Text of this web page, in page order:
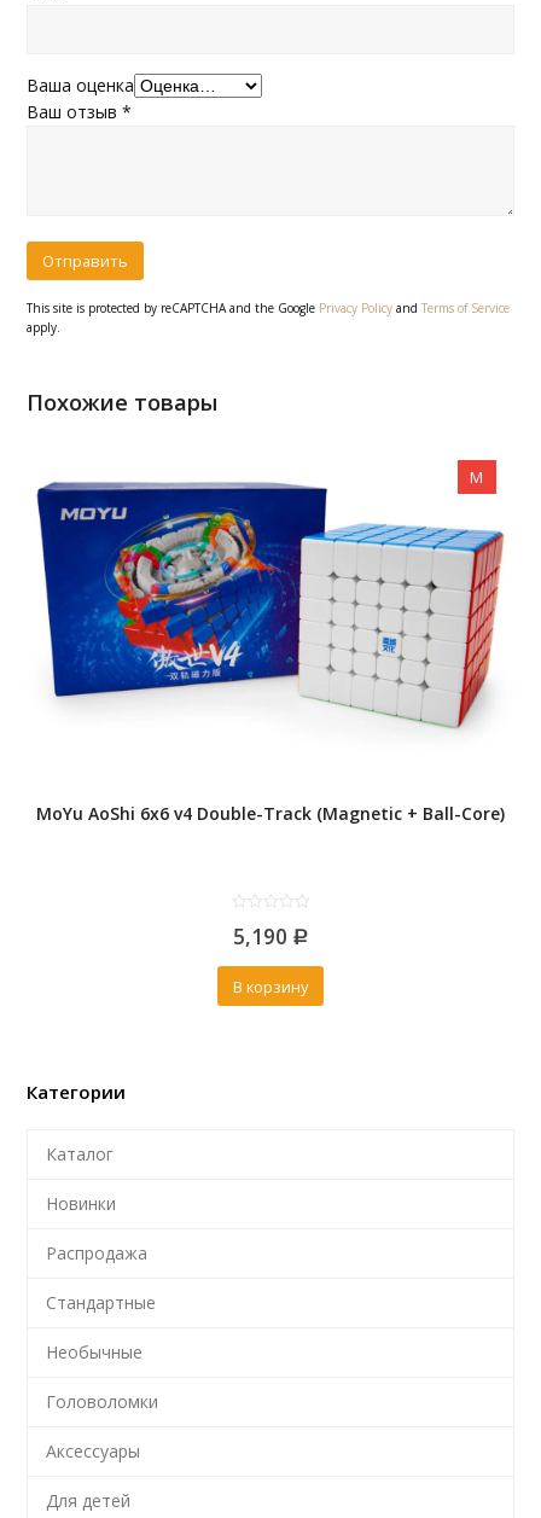
Ваша оценка
Ваш отзыв*
This site is protected by reCAPTCHA and the Google Privacy Policy andTerms of Service
apply.
Похожие товары
M
MoYu AoShi 6x6 v4 Double-Track (Magnetic + Ball-Core)
out
5
5,190 Р
В корзину
Категории
Каталог
Новинки
Распродажа
Стандартные
Необычные
Головоломки
Аксессуары
Для детей